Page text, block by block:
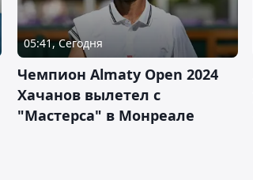
05:41, Сегодня
Чемпион Almaty Open 2024
Хачанов вылетел с
"Мастерса" в Монреале